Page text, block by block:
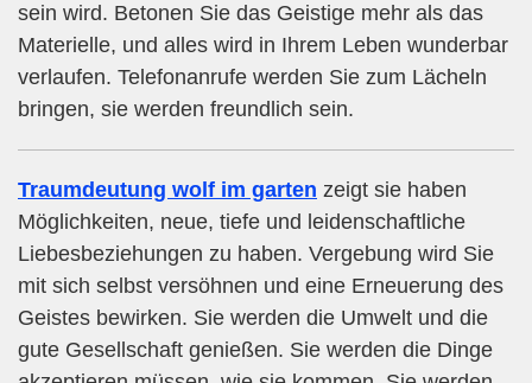
sein wird. Betonen Sie das Geistige mehr als das
Materielle, und alles wird in Ihrem Leben wunderbar
verlaufen. Telefonanrufe werden Sie zum Lächeln
bringen, sie werden freundlich sein.
Traumdeutung wolf im garten zeigt sie haben
Möglichkeiten, neue, tiefe und leidenschaftliche
Liebesbeziehungen zu haben. Vergebung wird Sie
mit sich selbst versöhnen und eine Erneuerung des
Geistes bewirken. Sie werden die Umwelt und die
gute Gesellschaft genießen. Sie werden die Dinge